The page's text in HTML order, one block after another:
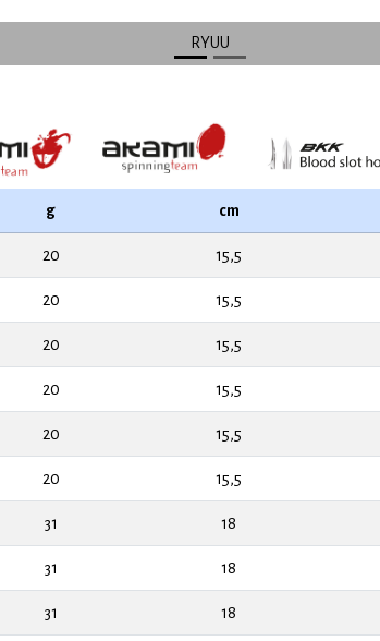
g cm
20 15,5
20 15,5
20 15,5
20 15,5
20 15,5
20 15,5
31 18
31 18
31 18